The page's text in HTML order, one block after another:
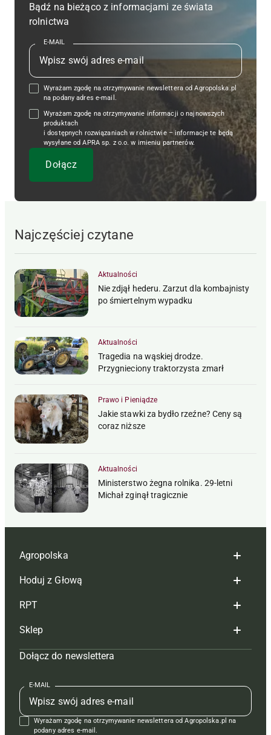
Bądź na bieżąco z informacjami ze świata
rolnictwa
E-MAIL
Wyrażam zgodę na otrzymywanie newslettera od Agropolska.pl
na podany adres e-mail.
Wyrażam zgodę na otrzymywanie informacji o najnowszych
produktach
i dostępnych rozwiązaniach w rolnictwie – informacje te będą
wysyłane od APRA sp. z o.o. w imieniu partnerów.
Najczęściej czytane
Aktualności
Nie zdjął hederu. Zarzut dla kombajnisty
po śmiertelnym wypadku
Aktualności
Tragedia na wąskiej drodze.
Przygnieciony traktorzysta zmarł
Prawo i Pieniądze
Jakie stawki za bydło rzeźne? Ceny są
coraz niższe
Aktualności
Ministerstwo żegna rolnika. 29-letni
Michał zginął tragicznie
Agropolska
Redakcja
Reklama
Tagi
Mapa serwisu
Kontakt
Regulamin
Polityka prywatności
Hoduj z Głową
Hoduj z głową bydło
Hoduj z głową świnie
Prenumerata
Redakcja
Kontakt
Reklama
RPT
Redakcja
Prenumerata
Reklama
Kontakt
Krzyżówki
Sklep
Czasopisma i prenumerata
Książki
Regulamin
Dołącz do newslettera
E-MAIL
Wyrażam zgodę na otrzymywanie newslettera od Agropolska.pl na
podany adres e-mail.